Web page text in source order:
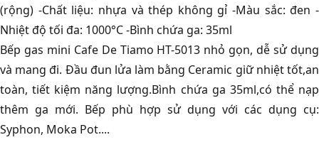
(rộng) -Chất liệu: nhựa và thép không gỉ -Màu sắc: đen -
Nhiệt độ tối đa: 1000°C -Bình chứa ga: 35ml
Bếp gas mini Cafe De Tiamo HT-5013 nhỏ gọn, dễ sử dụng
và mang đi. Đầu đun lửa làm bằng Ceramic giữ nhiệt tốt,an
toàn, tiết kiệm năng lượng.Bình chứa ga 35ml,có thể nạp
thêm ga mới. Bếp phù hợp sử dụng với các dụng cụ:
Syphon, Moka Pot....